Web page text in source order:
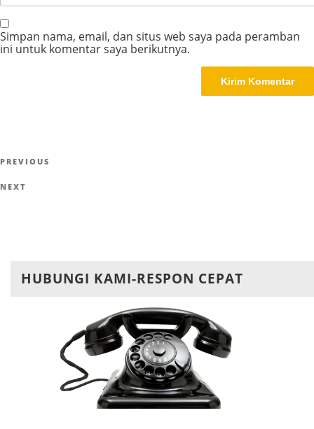
Simpan nama, email, dan situs web saya pada peramban
ini untuk komentar saya berikutnya.
Navigasi
Previous
PREVIOUS
Next
NEXT
HUBUNGI KAMI-RESPON CEPAT